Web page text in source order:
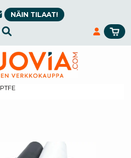
NÄIN TILAAT!
PTFE